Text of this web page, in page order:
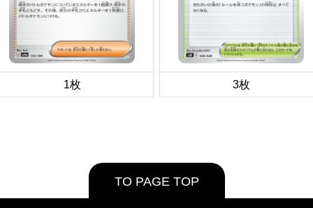
1枚 3枚
TO PAGE TOP